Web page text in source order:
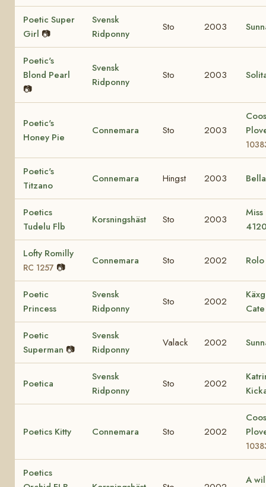
Poetic Super
Girl 📷
Svensk
Ridponny
Sto 2003
Poetic's
Blond Pearl
📷
Svensk
Ridponny
Sto 2003
Poetic's
Honey Pie
Connemara Sto 2003
Poetic's
Titzano
Connemara Hingst 2003
Poetics
Tudelu Flb
Korsningshäst Sto 2003
Miss
Lofty Romilly
RC 1257 📷
Connemara Sto 2002 Rolo
Poetic
Princess
Svensk
Ridponny
Sto 2002
Cate
Poetic
Superman 📷
Svensk
Ridponny
Valack 2002
Poetica
Svensk
Ridponny
Sto 2002
Poetics Kitty Connemara Sto 2002
Poetics
A